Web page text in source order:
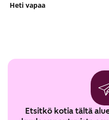
Heti vapaa
Etsitkö kotia tältä